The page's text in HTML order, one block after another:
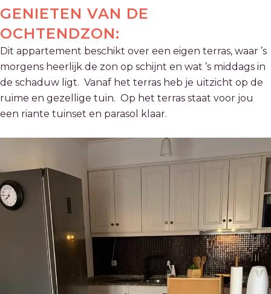
GENIETEN VAN DE
OCHTENDZON:
Dit appartement beschikt over een eigen terras, waar ’s
morgens heerlijk de zon op schijnt en wat ’s middags in
de schaduw ligt. Vanaf het terras heb je uitzicht op de
ruime en gezellige tuin. Op het terras staat voor jou
een riante tuinset en parasol klaar.